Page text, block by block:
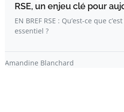
RSE, un enjeu clé pour
EN BREF RSE : Qu’est-ce que
essentiel ?
Amandine Blanchard